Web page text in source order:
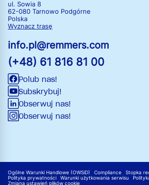
ul. Sowia 8
62-080 Tarnowo Podgórne
Polska
Wyznacz trasę
info.pl@remmers.com
(+48) 61 816 81 00
Polub nas!
Subskrybuj!
Obserwuj nas!
Obserwuj nas!
Ogólne Warunki Handlowe (OWSiD) Compliance
Stopka
Polityka prywatności
Warunki użytkowania serwisu
Zmiana ustawień plików cookie